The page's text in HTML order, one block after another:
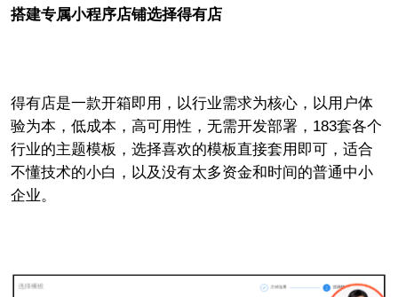
搭建专属小程序店铺选择得有店
得有店是一款开箱即用，以行业需求为核心，以用户体
验为本，低成本，高可用性，无需开发部署，183套各个
行业的主题模板，选择喜欢的模板直接套用即可，适合
不懂技术的小白，以及没有太多资金和时间的普通中小
企业。